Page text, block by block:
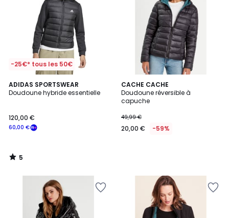
-25€* tous les 50€
ADIDAS SPORTSWEAR
Doudoune hybride essentielle
€
souscrivez
notre
programme
60,00 €
120,00 €
5
/
5
/
CACHE CACHE
Doudoune réversible à
capuche
49,99 €
20,00 € -59%